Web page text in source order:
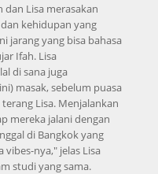
dan Lisa merasakan
kehidupan yang
jarang yang bisa bahasa
Ifah. Lisa
di sana juga
masak, sebelum puasa
Lisa. Menjalankan
mereka jalani dengan
di Bangkok yang
nya," jelas Lisa
studi yang sama.